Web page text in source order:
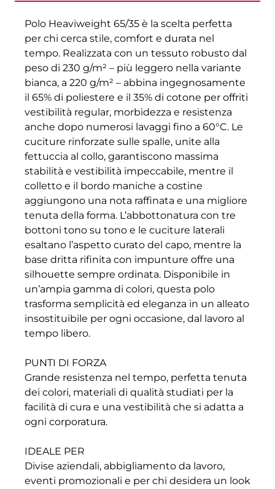
Polo Heaviweight 65/35 è la scelta perfetta
per chi cerca stile, comfort e durata nel
tempo. Realizzata con un tessuto robusto dal
peso di 230 g/m² – più leggero nella variante
bianca, a 220 g/m² – abbina ingegnosamente
il 65% di poliestere e il 35% di cotone per offriti
vestibilità regular, morbidezza e resistenza
anche dopo numerosi lavaggi fino a 60°C. Le
cuciture rinforzate sulle spalle, unite alla
fettuccia al collo, garantiscono massima
stabilità e vestibilità impeccabile, mentre il
colletto e il bordo maniche a costine
aggiungono una nota raffinata e una migliore
tenuta della forma. L’abbottonatura con tre
bottoni tono su tono e le cuciture laterali
esaltano l’aspetto curato del capo, mentre la
base dritta rifinita con impunture offre una
silhouette sempre ordinata. Disponibile in
un’ampia gamma di colori, questa polo
trasforma semplicità ed eleganza in un alleato
insostituibile per ogni occasione, dal lavoro al
tempo libero.
PUNTI DI FORZA
Grande resistenza nel tempo, perfetta tenuta
dei colori, materiali di qualità studiati per la
facilità di cura e una vestibilità che si adatta a
ogni corporatura.
IDEALE PER
Divise aziendali, abbigliamento da lavoro,
eventi promozionali e per chi desidera un look